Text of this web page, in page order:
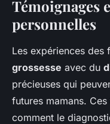
Témoignages
personnelles
Les expériences des
grossesse avec du
précieuses qui
futures mamans. Ces
comment le